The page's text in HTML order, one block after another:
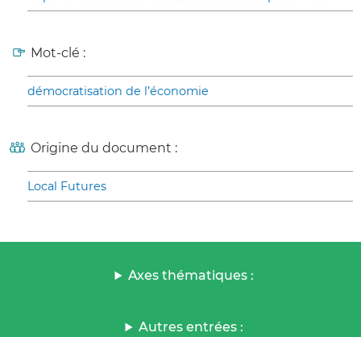
Mot-clé :
démocratisation de l’économie
Origine du document :
Local Futures
Axes thématiques :
Autres entrées :